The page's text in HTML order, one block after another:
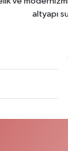
altyapı